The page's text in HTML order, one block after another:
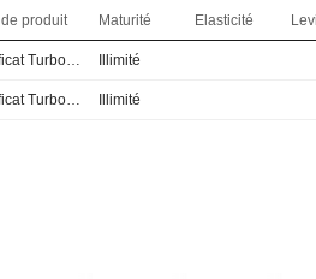
produit Maturité Elasticité
Certificat Turbo Stop Loss Illimité
Certificat Turbo Stop Loss Illimité